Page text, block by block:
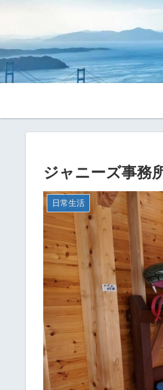
ジャニーズ事務
日常生活